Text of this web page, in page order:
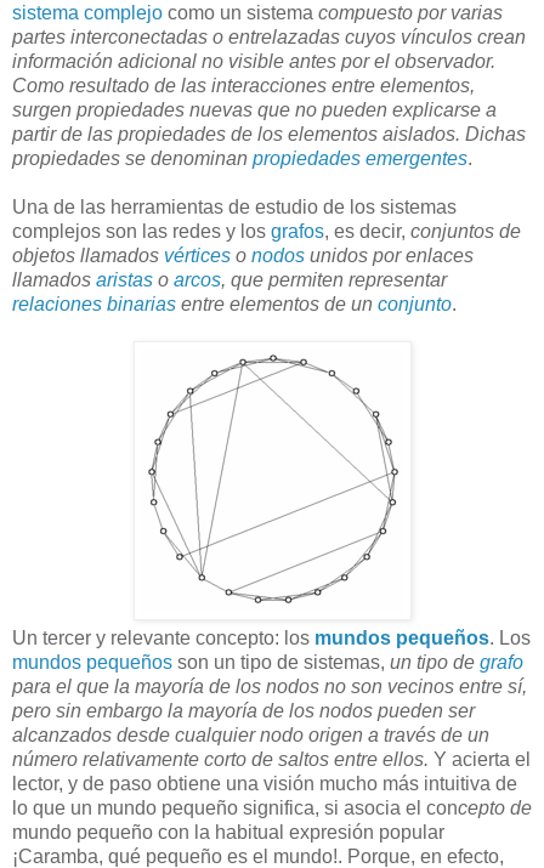
sistema complejo como un sistema compuesto por varias
partes interconectadas o entrelazadas cuyos vínculos crean
información adicional no visible antes por el observador.
Como resultado de las interacciones entre elementos,
surgen propiedades nuevas que no pueden explicarse a
partir de las propiedades de los elementos aislados. Dichas
propiedades se denominan propiedades emergentes.
Una de las herramientas de estudio de los sistemas
complejos son las redes y los grafos, es decir, conjuntos de
objetos llamados vértices o nodos unidos por enlaces
llamados aristas o arcos, que permiten representar
relaciones binarias entre elementos de un conjunto.
Un tercer y relevante concepto: los mundos pequeños. Los
mundos pequeños son un tipo de sistemas, un tipo de grafo
para el que la mayoría de los nodos no son vecinos entre sí,
pero sin embargo la mayoría de los nodos pueden ser
alcanzados desde cualquier nodo origen a través de un
número relativamente corto de saltos entre ellos. Y acierta el
lector, y de paso obtiene una visión mucho más intuitiva de
lo que un mundo pequeño significa, si asocia el concepto de
mundo pequeño con la habitual expresión popular
¡Caramba, qué pequeño es el mundo!. Porque, en efecto,